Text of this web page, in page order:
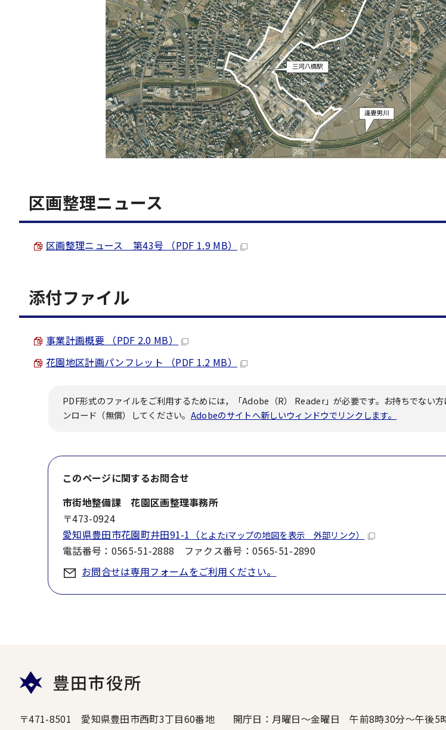
区画整理ニュース
区画整理ニュース 第43号 （PDF 1.9 MB）
添付ファイル
事業計画概要 （PDF 2.0 MB）
花園地区計画パンフレット （PDF 1.2 MB）
PDF形式のファイルをご利用するためには，「Adobe（R） Reader」が必要です。お持ちでない
ンロード（無償）してください。 Adobeのサイトへ新しいウィンドウでリンクします。
このページに関するお問合せ
市街地整備課 花園区画整理事務所
〒473-0924
愛知県豊田市花園町井田91-1（とよたiマップの地図を表示 外部リンク）
電話番号：0565-51-2888 ファクス番号：0565-51-2890
お問合せは専用フォームをご利用ください。
豊田市役所
〒471-8501 愛知県豊田市西町3丁目60番地
開庁日：月曜日～金曜日 午前8時30分～午後5